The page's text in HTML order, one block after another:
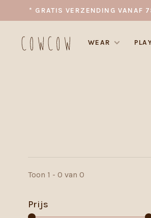
* GRATIS VERZENDING VANAF
WEAR
Toon 1 - 0 van 0
Prijs